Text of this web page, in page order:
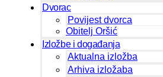
Dvorac
Povijest dvorca
Obitelj Oršić
Izložbe i događanja
Aktualna izložba
Arhiva izložaba